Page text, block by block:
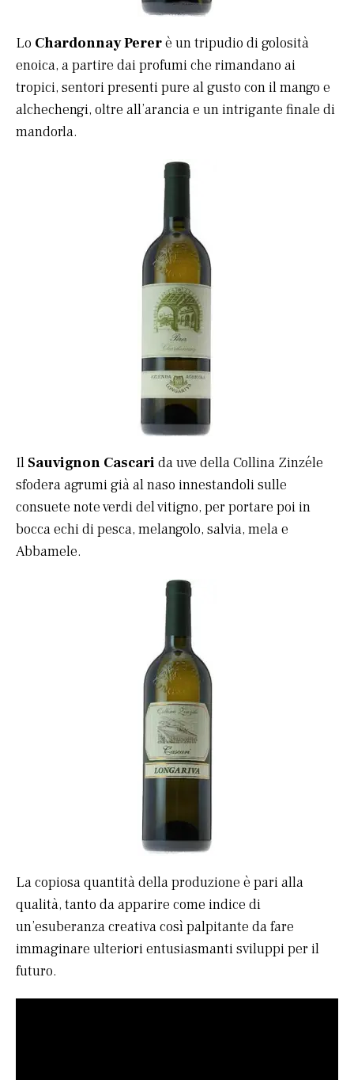
Lo Chardonnay Pererè un tripudio di golosità
enoica, a partire dai profumi che rimandano ai
tropici, sentori presenti pure al gusto con il mango e
alchechengi, oltre all’arancia e un intrigante finale di
mandorla.
Il Sauvignon Cascari da uve della Collina Zinzéle
sfodera agrumi già al naso innestandoli sulle
consuete note verdi del vitigno, per portare poi in
bocca echi di pesca, melangolo, salvia, mela e
Abbamele.
La copiosa quantità della produzione è pari alla
qualità, tanto da apparire come indice di
un’esuberanza creativa così palpitante da fare
immaginare ulteriori entusiasmanti sviluppi per il
futuro.